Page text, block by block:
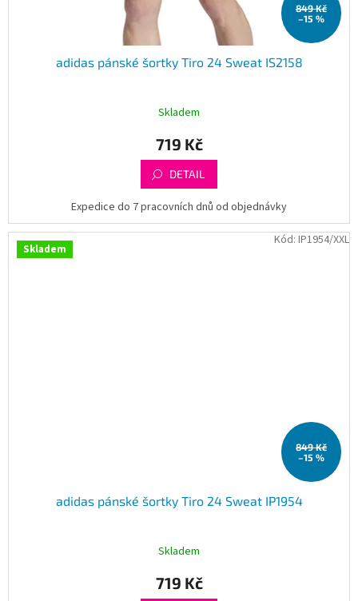
849 Kč
–15 %
adidas pánské šortky Tiro 24 Sweat IS2158
Skladem
719 Kč
DETAIL
Expedice do 7 pracovních dnů od objednávky
Skladem
849 Kč
–15 %
adidas pánské šortky Tiro 24 Sweat IP1954
Skladem
719 Kč
Kód: IP1954/XXL